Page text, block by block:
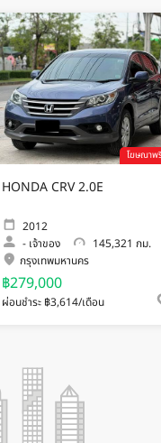
โฆษณาพ
HONDA CRV 2.0E
2012
- เจ้าของ
145,321 กม.
กรุงเทพมหานคร
฿279,000
ผ่อนชำระ ฿3,614/เดือน